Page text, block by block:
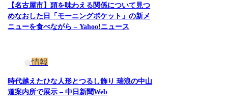
【名古屋市】頭を味わえる関係について見つ
めなおした日「モーニングポケット」の新メ
ニューを食べながら – Yahoo!ニュース
情報
時代越えたひな人形とつるし飾り 瑞浪の中山
道案内所で展示 – 中日新聞Web